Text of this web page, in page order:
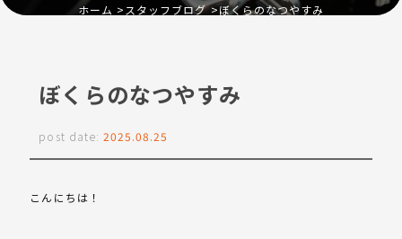
ホーム スタッフブログ ぼくらのなつやすみ
ぼくらのなつやすみ
post date: 2025.08.25
こんにちは！